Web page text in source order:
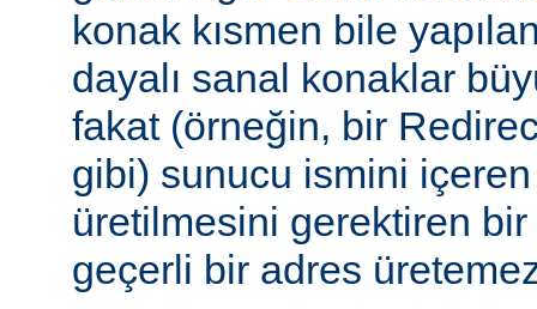
konak kısmen bile
dayalı sanal konaklar
fakat (örneğin, bir
gibi) sunucu ismini
üretilmesini gerektiren
geçerli bir adres